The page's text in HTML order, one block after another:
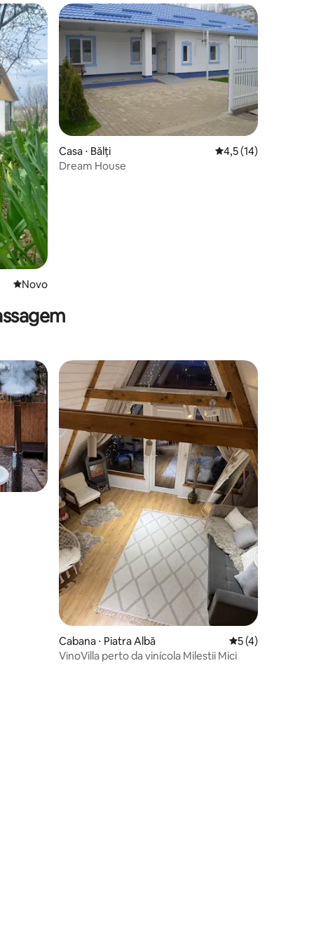
Novo lugar para ficar
Novo
Casa ⋅ Bălți 4,5 de uma
4,5 (14)
Dream House
Cabana ⋅ Piatra Albă 5 de uma
5 (4)
VinoVilla perto da vinícola Milestii Mici